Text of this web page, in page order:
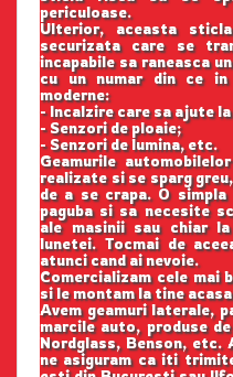
periculoase.
Ulterior, aceasta
securizata care se
incapabile sa raneasca
cu un numar din ce
moderne:
- Incalzire care sa ajute
- Senzori de ploaie;
- Senzori de lumina, etc.
Geamurile
realizate si se sparg
de a se crapa. O
paguba si sa necesite
ale masinii sau chiar
lunetei. Tocmai de
atunci cand ai nevoie.
Comercializam cele mai
si le montam la tine acasa
Avem geamuri laterale,
marcile auto, produse
Nordglass, Benson, etc.
ne asiguram ca iti